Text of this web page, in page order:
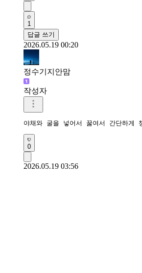
1
답글 쓰기
2026.05.19 00:20
정수기지안맘
작성자
야채와 굴을 넣어서 꿇여서 간단하게
0
2026.05.19 03:56